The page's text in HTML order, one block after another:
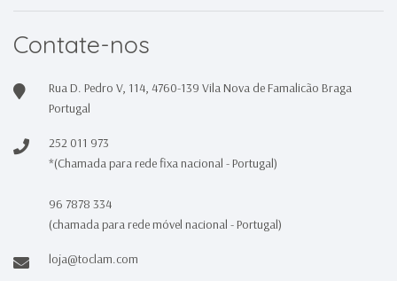
Contate-nos
Rua D. Pedro V, 114, 4760-139 Vila Nova de Famalicão Braga
Portugal
252 011 973
*(Chamada para rede fixa nacional - Portugal)
96 7878 334
(chamada para rede móvel nacional - Portugal)
loja@toclam.com